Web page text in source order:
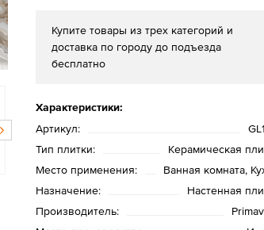
Купите товары из трех категорий и
доставка по городу до подъезда
бесплатно
Характеристики:
Артикул:
Тип плитки:
Керамическая
Место применения:
Ванная комната,
Назначение:
Настенная
Производитель: